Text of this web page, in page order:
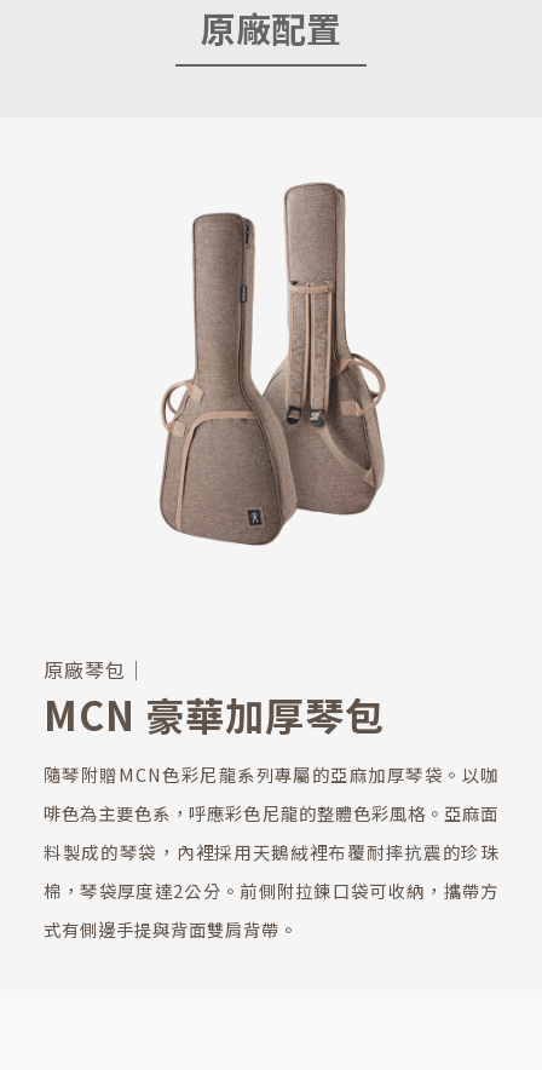
原廠配置
原廠琴包｜
MCN 豪華加厚琴包
隨琴附贈MCN色彩尼龍系列專屬的亞麻加厚琴袋。以咖
啡色為主要色系，呼應彩色尼龍的整體色彩風格。亞麻面
料製成的琴袋，內裡採用天鵝絨裡布覆耐摔抗震的珍珠
棉，琴袋厚度達2公分。前側附拉鍊口袋可收納，攜帶方
式有側邊手提與背面雙肩背帶。